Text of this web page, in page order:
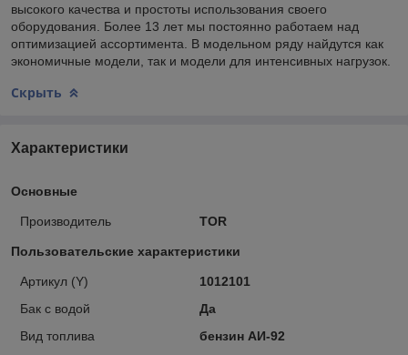
высокого качества и простоты использования своего
оборудования. Более 13 лет мы постоянно работаем над
оптимизацией ассортимента. В модельном ряду найдутся как
экономичные модели, так и модели для интенсивных нагрузок.
Скрыть
Характеристики
Основные
Производитель TOR
Пользовательские характеристики
Артикул (Y)
1012101
Бак с водой
Да
Вид топлива
бензин АИ-92